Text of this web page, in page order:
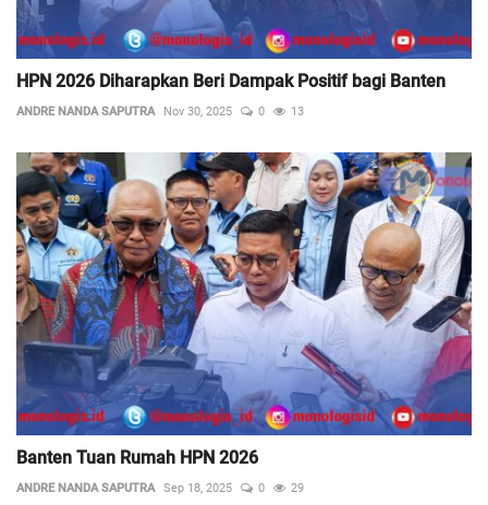
HPN 2026 Diharapkan Beri Dampak Positif bagi Banten
ANDRE NANDA SAPUTRA Nov 30, 2025 0 13
Banten Tuan Rumah HPN 2026
ANDRE NANDA SAPUTRA Sep 18, 2025 0 29